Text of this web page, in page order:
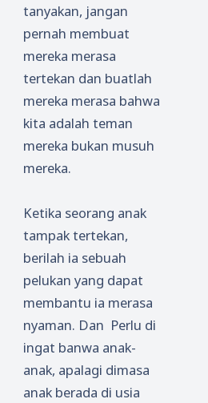
tanyakan, jangan
pernah membuat
mereka merasa
tertekan dan buatlah
mereka merasa bahwa
kita adalah teman
mereka bukan musuh
mereka.
Ketika seorang anak
tampak tertekan,
berilah ia sebuah
pelukan yang dapat
membantu ia merasa
nyaman. Dan Perlu di
ingat banwa anak-
anak, apalagi dimasa
anak berada di usia